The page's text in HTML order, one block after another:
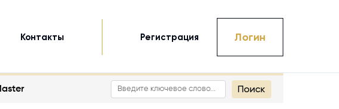
Контакты Регистрация Логин
Поиск